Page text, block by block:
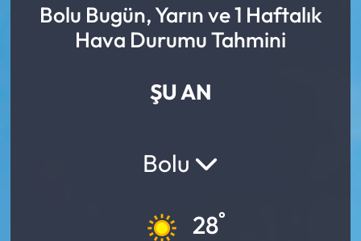
Bolu Bugün, Yarın ve 1 Haftalık
Hava Durumu Tahmini
ŞU AN
Bolu
28°